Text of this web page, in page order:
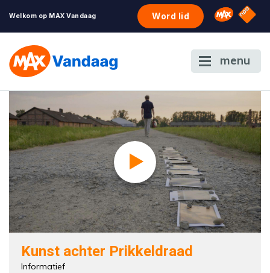
Welkom op MAX Vandaag Word lid Omroep
NPO
menu
Kunst achter Prikkeldraad
Informatief